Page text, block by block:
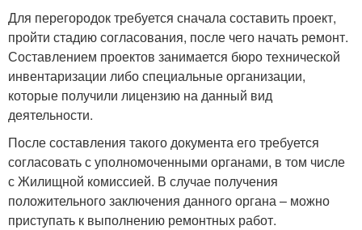
Для перегородок требуется сначала составить проект,
пройти стадию согласования, после чего начать ремонт.
Составлением проектов занимается бюро технической
инвентаризации либо специальные организации,
которые получили лицензию на данный вид
деятельности.
После составления такого документа его требуется
согласовать с уполномоченными органами, в том числе
с Жилищной комиссией. В случае получения
положительного заключения данного органа – можно
приступать к выполнению ремонтных работ.